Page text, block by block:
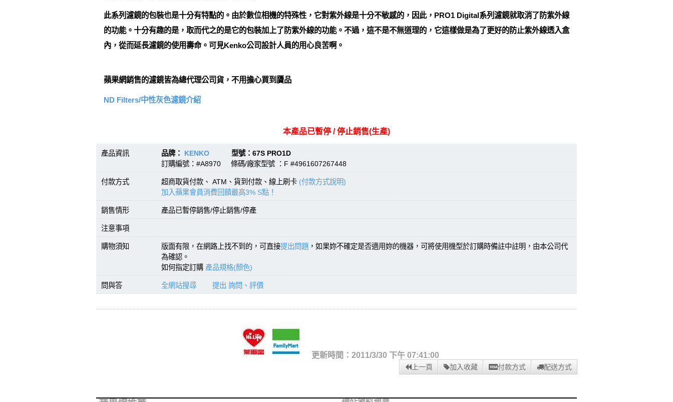
此系列濾鏡的包裝也是十分有特點的。由於數位相機的特殊性，它對紫外線是十分不敏感的，因此，PRO1 Digital系列濾鏡就取消了防紫外線
的功能。十分有趣的是，取而代之的是它的包裝加上了防紫外線的功能。不過，這不是不無道理的，它這樣做是為了更好的防止紫外線透入盒
內，從而延長濾鏡的使用壽命。可見Kenko公司設計人員的用心良苦啊。
蘋果網銷售的濾鏡皆為總代理公司貨，不用擔心買到贗品
ND Filters/中性灰色濾鏡介紹
本產品已暫停 / 停止銷售(生產)
產品資訊 品牌： KENKO 型號：67S PRO1D
訂購編號：#A8970 條碼/廠家型號 ：F #4961607267448
付款方式 超商取貨付款、 ATM、貨到付款、線上刷卡 (付款方式說明)
加入蘋果會員消費回饋最高3% S點！
銷售情形 產品已暫停銷售/停止銷售/停產
注意事項
購物須知 版面有限，在網路上找不到的，可直接提出問題 ，如果妳不確定是否適用妳的機器，可將使用機型於訂購時備註中註明，由本公司代
為確認。
如何指定訂購 產品規格(顏色)
問與答 全網站搜尋 提出 詢問、評價
更新時間：2011/3/30 下午 07:41:00
上一頁 加入收藏 付款方式 配送方式